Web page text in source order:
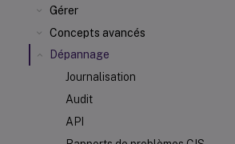
Gérer
Concepts avancés
Dépannage
Journalisation
Audit
API